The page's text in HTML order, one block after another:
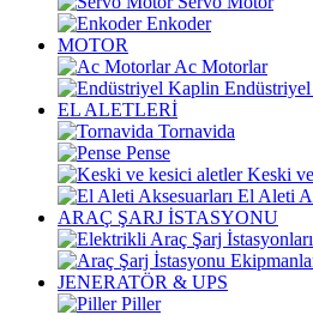
Enkoder
MOTOR
Ac Motorlar
EL ALETLERİ
Tornavida
Pense
Keski
El Aleti
ARAÇ ŞARJ İSTASYONU
JENERATÖR & UPS
Piller